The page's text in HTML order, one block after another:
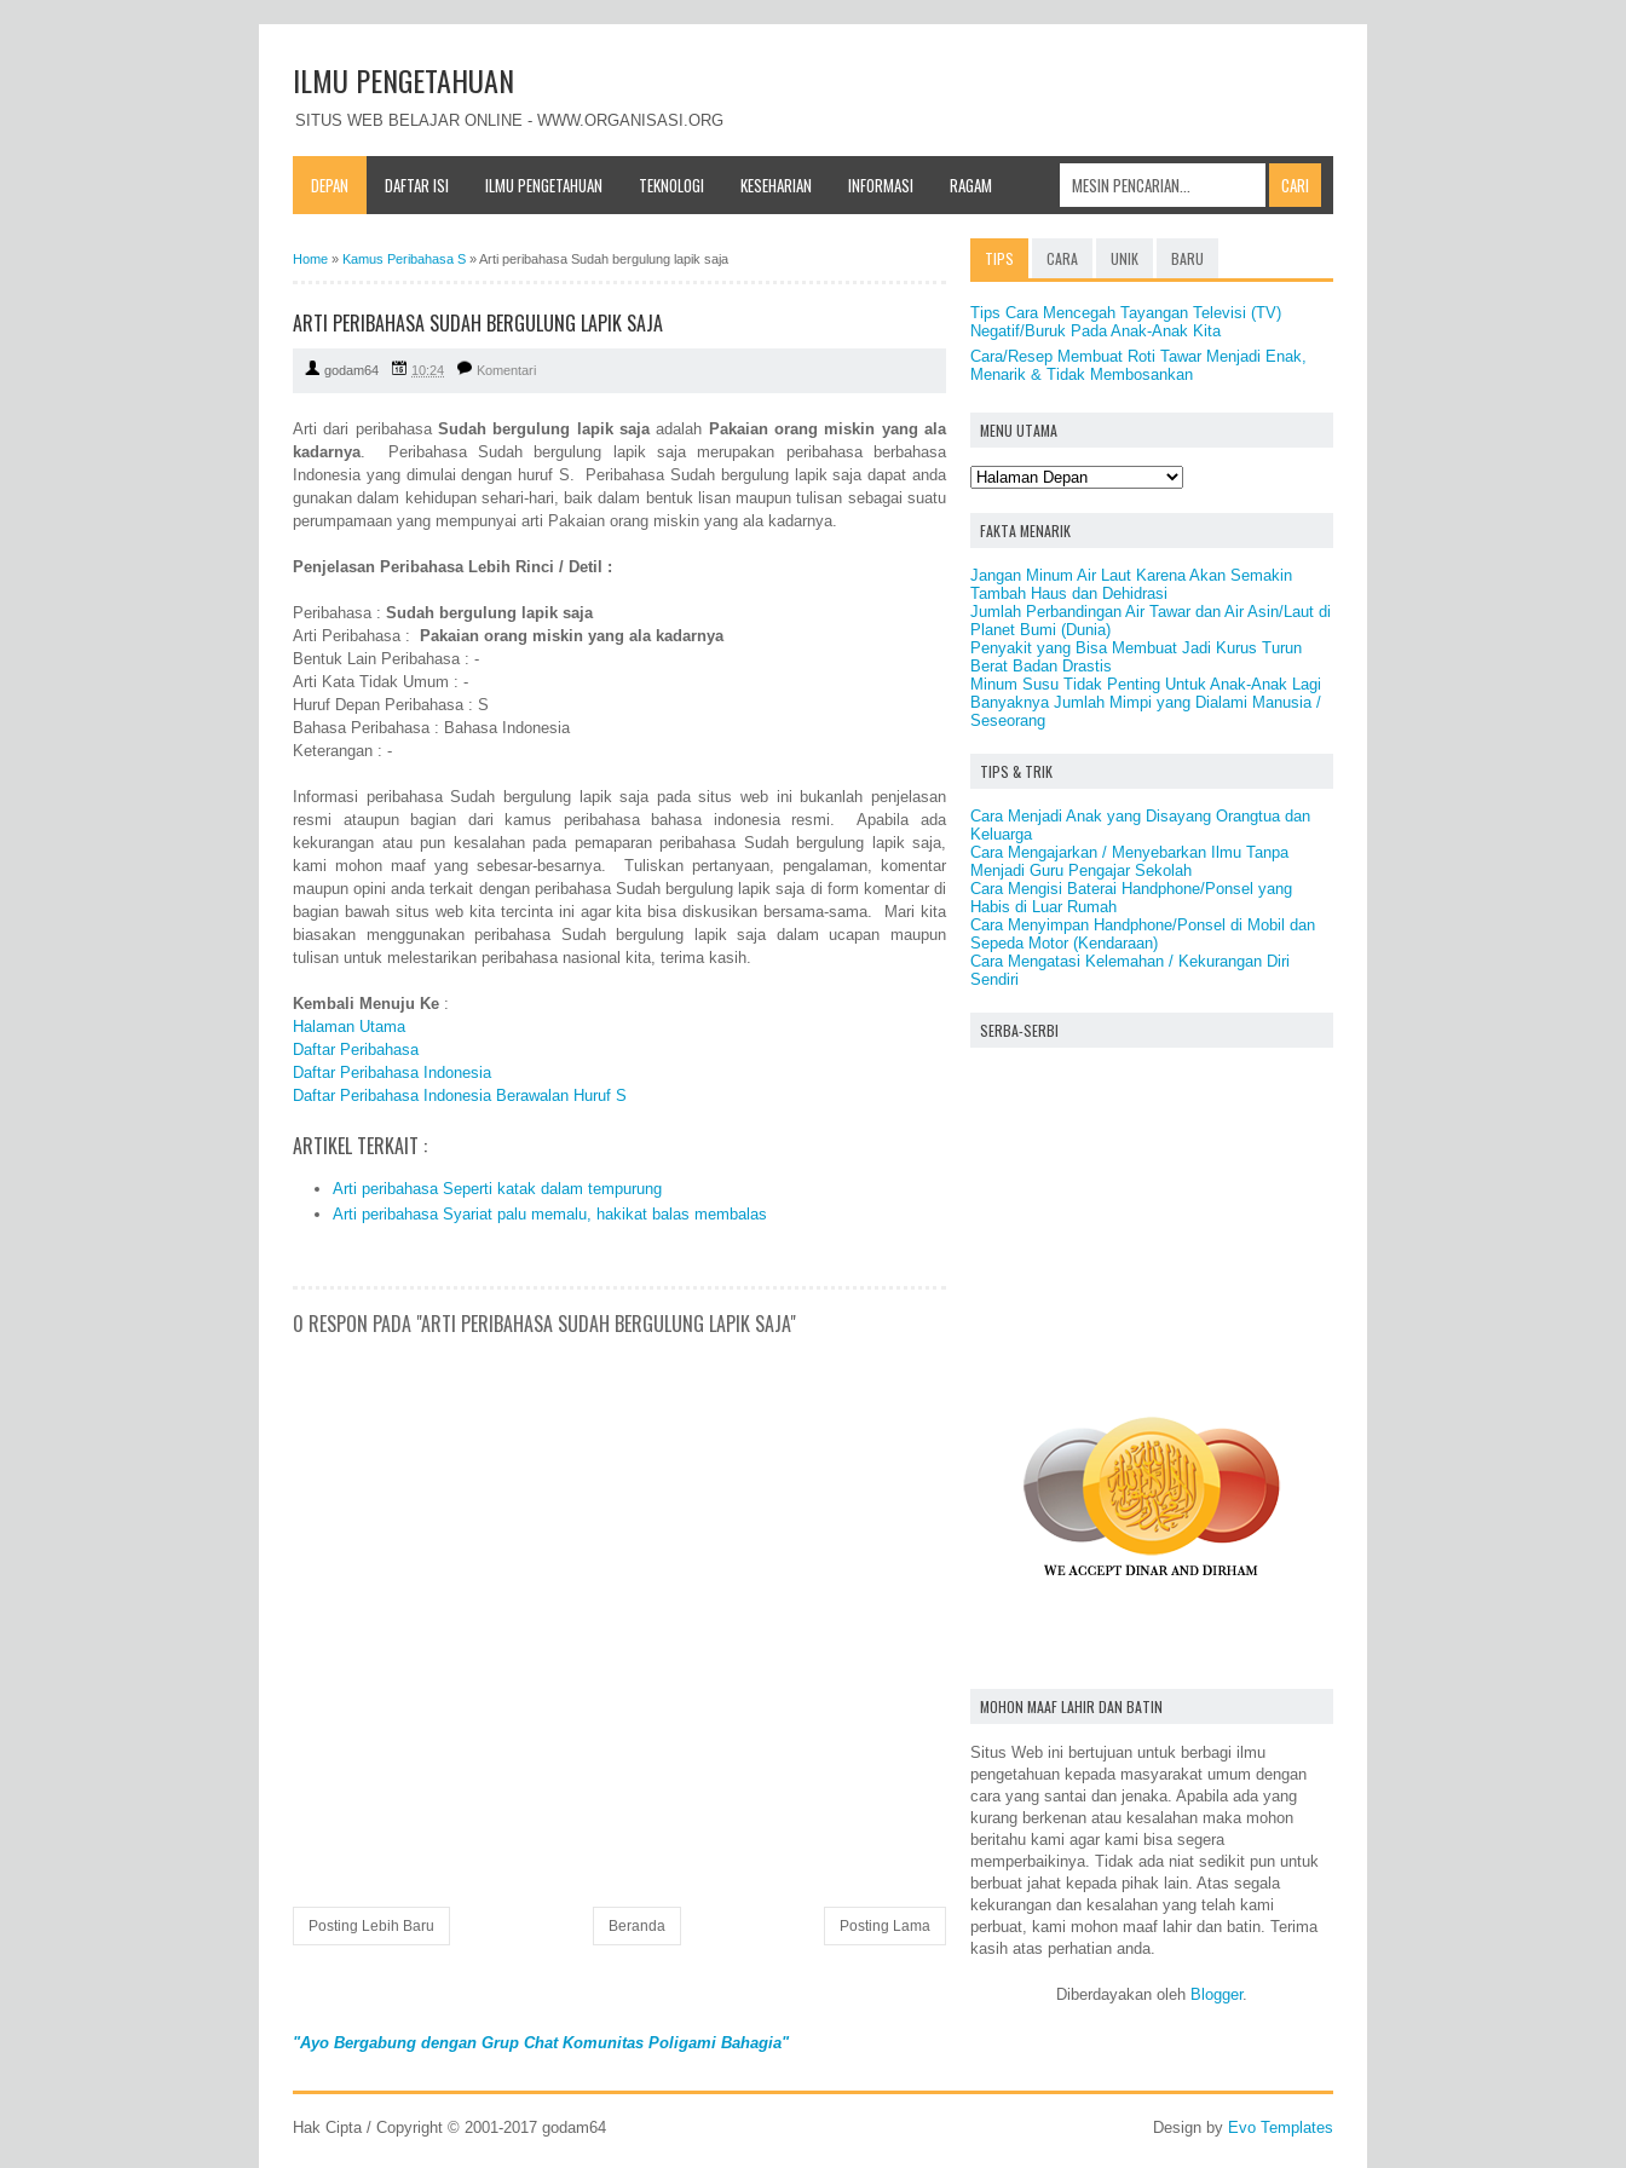
ILMU PENGETAHUAN
SITUS WEB BELAJAR ONLINE - WWW.ORGANISASI.ORG
DEPAN DAFTAR ISI ILMU PENGETAHUAN TEKNOLOGI KESEHARIAN INFORMASI RAGAM
Home » Kamus Peribahasa S »Arti peribahasa Sudah bergulung lapik saja
ARTI PERIBAHASA SUDAH BERGULUNG LAPIK SAJA
godam64 10:24 Komentari
Arti dari peribahasa Sudah bergulung lapik sajaadalah Pakaian orang miskin yang ala
kadarnya. Peribahasa Sudah bergulung lapik saja merupakan peribahasa berbahasa
Indonesia yang dimulai dengan huruf S. Peribahasa Sudah bergulung lapik saja dapat anda
gunakan dalam kehidupan sehari-hari, baik dalam bentuk lisan maupun tulisan sebagai suatu
perumpamaan yang mempunyai arti Pakaian orang miskin yang ala kadarnya.
Penjelasan Peribahasa Lebih Rinci / Detil :
Peribahasa : Sudah bergulung lapik saja
Arti Peribahasa :
Pakaian orang miskin yang ala kadarnya
Bentuk Lain Peribahasa : -
Arti Kata Tidak Umum : -
Huruf Depan Peribahasa : S
Bahasa Peribahasa : Bahasa Indonesia
Keterangan : -
Informasi peribahasa Sudah bergulung lapik saja pada situs web ini bukanlah penjelasan
resmi ataupun bagian dari kamus peribahasa bahasa indonesia resmi. Apabila ada
kekurangan atau pun kesalahan pada pemaparan peribahasa Sudah bergulung lapik saja,
kami mohon maaf yang sebesar-besarnya. Tuliskan pertanyaan, pengalaman, komentar
maupun opini anda terkait dengan peribahasa Sudah bergulung lapik saja di form komentar di
bagian bawah situs web kita tercinta ini agar kita bisa diskusikan bersama-sama. Mari kita
biasakan menggunakan peribahasa Sudah bergulung lapik saja dalam ucapan maupun
tulisan untuk melestarikan peribahasa nasional kita, terima kasih.
Kembali Menuju Ke :
Halaman Utama
Daftar Peribahasa
Daftar Peribahasa Indonesia
Daftar Peribahasa Indonesia Berawalan Huruf S
ARTIKEL TERKAIT :
Arti peribahasa Seperti katak dalam tempurung
Arti peribahasa Syariat palu memalu, hakikat balas membalas
0 RESPON PADA "ARTI PERIBAHASA SUDAH BERGULUNG LAPIK SAJA"
Posting Lebih Baru Posting Lama
Beranda
"Ayo Bergabung dengan Grup Chat Komunitas Poligami Bahagia"
TIPS CARA UNIK BARU
Tips Cara Mencegah Tayangan Televisi (TV)
Negatif/Buruk Pada Anak-Anak Kita
Cara/Resep Membuat Roti Tawar Menjadi Enak,
Menarik & Tidak Membosankan
MENU UTAMA
FAKTA MENARIK
Jangan Minum Air Laut Karena Akan Semakin
Tambah Haus dan Dehidrasi
Jumlah Perbandingan Air Tawar dan Air Asin/Laut di
Planet Bumi (Dunia)
Penyakit yang Bisa Membuat Jadi Kurus Turun
Berat Badan Drastis
Minum Susu Tidak Penting Untuk Anak-Anak Lagi
Banyaknya Jumlah Mimpi yang Dialami Manusia /
Seseorang
TIPS & TRIK
Cara Menjadi Anak yang Disayang Orangtua dan
Keluarga
Cara Mengajarkan / Menyebarkan Ilmu Tanpa
Menjadi Guru Pengajar Sekolah
Cara Mengisi Baterai Handphone/Ponsel yang
Habis di Luar Rumah
Cara Menyimpan Handphone/Ponsel di Mobil dan
Sepeda Motor (Kendaraan)
Cara Mengatasi Kelemahan / Kekurangan Diri
Sendiri
SERBA-SERBI
MOHON MAAF LAHIR DAN BATIN
Situs Web ini bertujuan untuk berbagi ilmu
pengetahuan kepada masyarakat umum dengan
cara yang santai dan jenaka. Apabila ada yang
kurang berkenan atau kesalahan maka mohon
beritahu kami agar kami bisa segera
memperbaikinya. Tidak ada niat sedikit pun untuk
berbuat jahat kepada pihak lain. Atas segala
kekurangan dan kesalahan yang telah kami
perbuat, kami mohon maaf lahir dan batin. Terima
kasih atas perhatian anda.
Diberdayakan oleh Blogger.
Hak Cipta / Copyright © 2001-2017 godam64 Design by Evo Templates